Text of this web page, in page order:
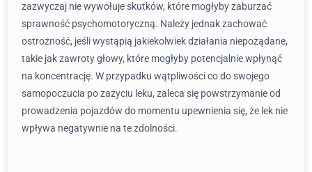
zazwyczaj nie wywołuje skutków, które mogłyby zaburzać
sprawność psychomotoryczną. Należy jednak zachować
ostrożność, jeśli wystąpią jakiekolwiek działania niepożądane,
takie jak zawroty głowy, które mogłyby potencjalnie wpłynąć
na koncentrację. W przypadku wątpliwości co do swojego
samopoczucia po zażyciu leku, zaleca się powstrzymanie od
prowadzenia pojazdów do momentu upewnienia się, że lek nie
wpływa negatywnie na te zdolności.